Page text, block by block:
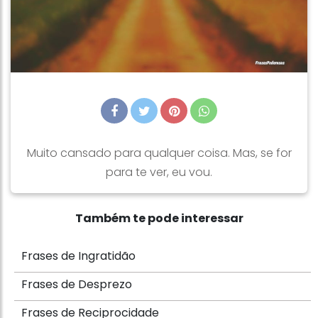
Muito cansado para qualquer coisa. Mas, se for
para te ver, eu vou.
Também te pode interessar
Frases de Ingratidão
Frases de Desprezo
Frases de Reciprocidade